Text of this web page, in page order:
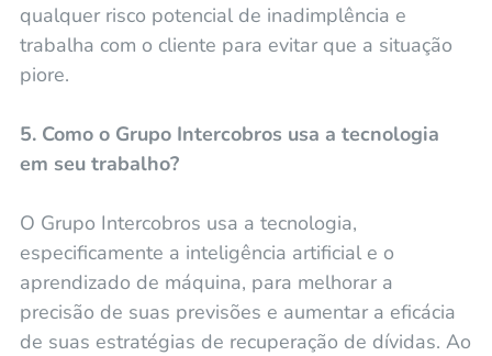
qualquer risco potencial de inadimplência e
trabalha com o cliente para evitar que a situação
piore.
5. Como o Grupo Intercobros usa a tecnologia
em seu trabalho?
O Grupo Intercobros usa a tecnologia,
especificamente a inteligência artificial e o
aprendizado de máquina, para melhorar a
precisão de suas previsões e aumentar a eficácia
de suas estratégias de recuperação de dívidas. Ao